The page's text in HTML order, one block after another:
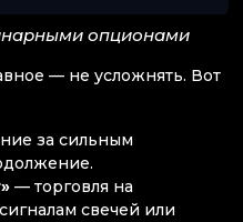
опционами
— не усложнять. Вот
за сильным
— торговля на
свечей или